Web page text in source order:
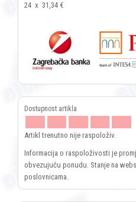
24 x 31,34 €
Artikl trenutno nije raspoloživ.
Informacija o raspoloživosti je
obvezujuću ponudu. Stanje na
poslovnicama.